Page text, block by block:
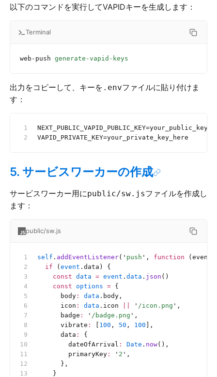
以下のコマンドを実行してVAPIDキーを生成します：
Terminal
web-push generate-vapid-keys
出力をコピーして、キーを .envファイルに貼り付けま
す：
VAPID_PRIVATE_KEY=your_private_key_here
5. サービスワーカーの作成
サービスワーカー用にpublic/sw.jsファイルを作成し
ます：
public/sw.js
self . addEventListener( ' push ' , function
  if
( event .data) {
    const
data = event . data . json ()
    const
options = {
      body
: data .body,
      icon
: data .icon ' /icon.png ' ,
      badge
: ' /badge.png ' ,
      vibrate
: 100 , 50 , 100 ],
      data
:
{
        dateOfArrival
: Date . now(),
        primaryKey
: ' 2 ' ,
      },
    }